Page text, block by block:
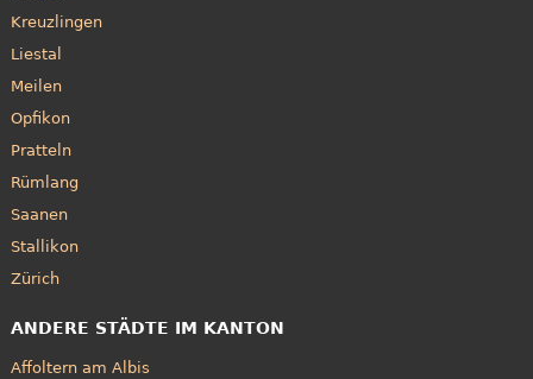
Kreuzlingen
Liestal
Meilen
Opfikon
Pratteln
Rümlang
Saanen
Stallikon
Zürich
ANDERE STÄDTE IM KANTON
Affoltern am Albis